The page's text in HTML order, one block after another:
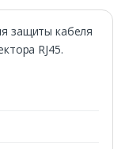
защиты кабеля
RJ45.